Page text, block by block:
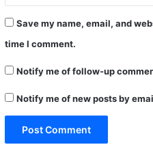
Save my name, email, and
time I comment.
Notify me of follow-up
Notify me of new posts by